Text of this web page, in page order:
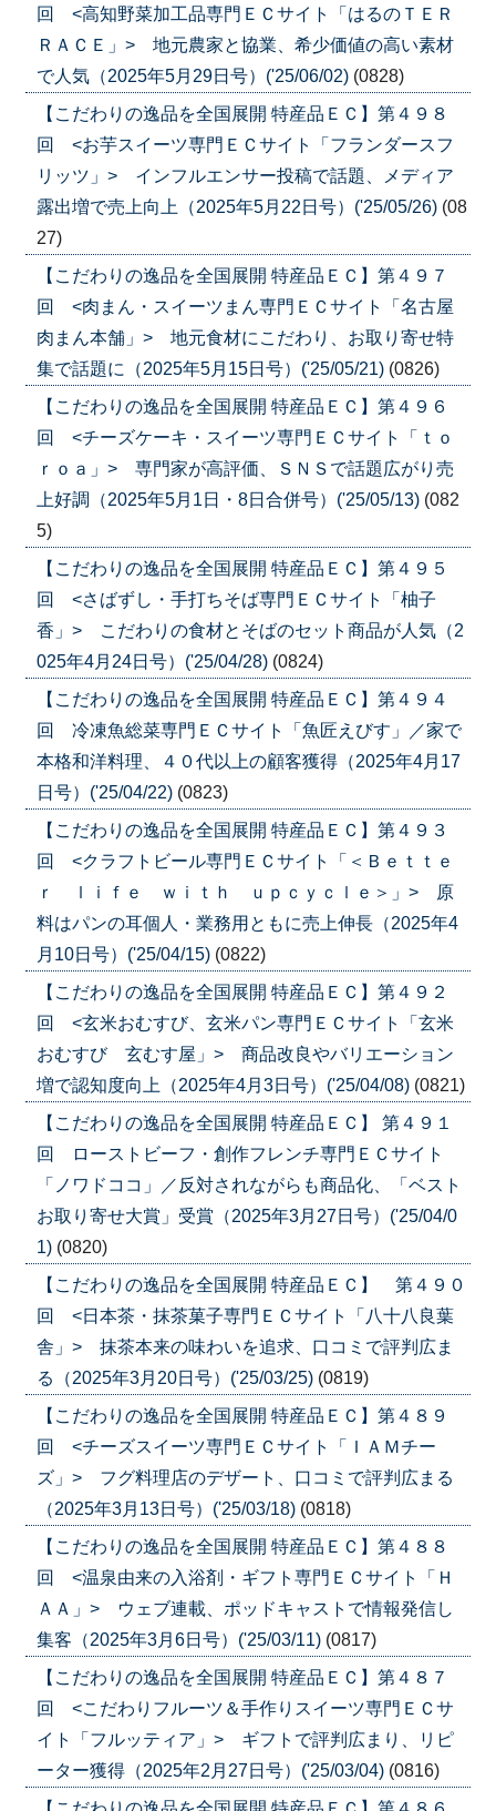
回 <高知野菜加工品専門ＥＣサイト「はるのＴＥＲ
ＲＡＣＥ」> 地元農家と協業、希少価値の高い素材
で人気（2025年5月29日号）('25/06/02) (0828)
【こだわりの逸品を全国展開 特産品ＥＣ】第４９８
回 <お芋スイーツ専門ＥＣサイト「フランダースフ
リッツ」> インフルエンサー投稿で話題、メディア
露出増で売上向上（2025年5月22日号）('25/05/26) (08
27)
【こだわりの逸品を全国展開 特産品ＥＣ】第４９７
回 <肉まん・スイーツまん専門ＥＣサイト「名古屋
肉まん本舗」> 地元食材にこだわり、お取り寄せ特
集で話題に（2025年5月15日号）('25/05/21) (0826)
【こだわりの逸品を全国展開 特産品ＥＣ】第４９６
回 <チーズケーキ・スイーツ専門ＥＣサイト「ｔｏ
ｒｏａ」> 専門家が高評価、ＳＮＳで話題広がり売
上好調（2025年5月1日・8日合併号）('25/05/13) (082
5)
【こだわりの逸品を全国展開 特産品ＥＣ】第４９５
回 <さばずし・手打ちそば専門ＥＣサイト「柚子
香」> こだわりの食材とそばのセット商品が人気（2
025年4月24日号）('25/04/28) (0824)
【こだわりの逸品を全国展開 特産品ＥＣ】第４９４
回 冷凍魚総菜専門ＥＣサイト「魚匠えびす」／家で
本格和洋料理、４０代以上の顧客獲得（2025年4月17
日号）('25/04/22) (0823)
【こだわりの逸品を全国展開 特産品ＥＣ】第４９３
回 <クラフトビール専門ＥＣサイト「＜Ｂｅｔｔｅ
ｒ ｌｉｆｅ ｗｉｔｈ ｕｐｃｙｃｌｅ＞」> 原
料はパンの耳個人・業務用ともに売上伸長（2025年4
月10日号）('25/04/15) (0822)
【こだわりの逸品を全国展開 特産品ＥＣ】第４９２
回 <玄米おむすび、玄米パン専門ＥＣサイト「玄米
おむすび 玄むす屋」> 商品改良やバリエーション
増で認知度向上（2025年4月3日号）('25/04/08) (0821)
【こだわりの逸品を全国展開 特産品ＥＣ】 第４９１
回 ローストビーフ・創作フレンチ専門ＥＣサイト
「ノワドココ」／反対されながらも商品化、「ベスト
お取り寄せ大賞」受賞（2025年3月27日号）('25/04/0
1) (0820)
【こだわりの逸品を全国展開 特産品ＥＣ】 第４９０
回 <日本茶・抹茶菓子専門ＥＣサイト「八十八良葉
舎」> 抹茶本来の味わいを追求、口コミで評判広ま
る（2025年3月20日号）('25/03/25) (0819)
【こだわりの逸品を全国展開 特産品ＥＣ】第４８９
回 <チーズスイーツ専門ＥＣサイト「ＩＡＭチー
ズ」> フグ料理店のデザート、口コミで評判広まる
（2025年3月13日号）('25/03/18) (0818)
【こだわりの逸品を全国展開 特産品ＥＣ】第４８８
回 <温泉由来の入浴剤・ギフト専門ＥＣサイト「Ｈ
ＡＡ」> ウェブ連載、ポッドキャストで情報発信し
集客（2025年3月6日号）('25/03/11) (0817)
【こだわりの逸品を全国展開 特産品ＥＣ】第４８７
回 <こだわりフルーツ＆手作りスイーツ専門ＥＣサ
イト「フルッティア」> ギフトで評判広まり、リピ
ーター獲得（2025年2月27日号）('25/03/04) (0816)